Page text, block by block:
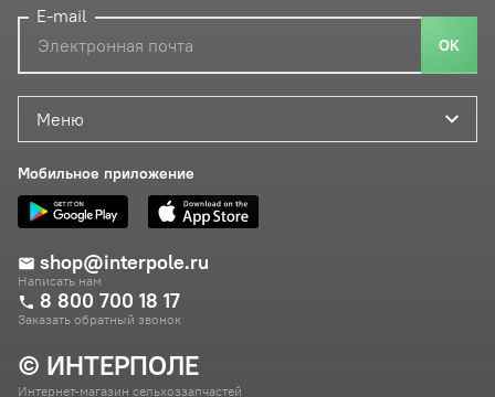
© ИНТЕРПОЛЕ
Интернет-магазин сельхоззапчастей
Меню
Мобильное приложение
shop@interpole.ru
Написать нам
8 800 700 18 17
Заказать обратный звонок
E-mail
ОК